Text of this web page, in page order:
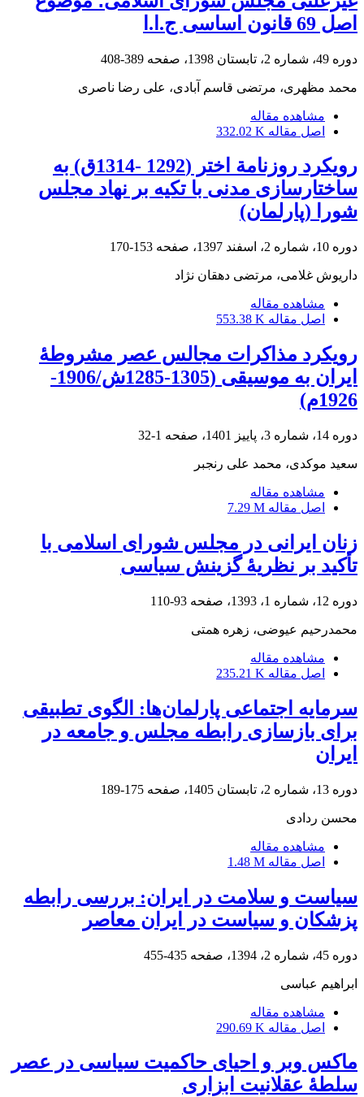
اصل 69 قانون اساسی ج.ا.ا
دوره 49، شماره 2، تابستان 1398، صفحه 389-408
محمد مظهری، مرتضی قاسم آبادی، علی رضا ناصری
مشاهده مقاله
اصل مقاله 332.02 K
رویکرد روزنامة اختر (1292 -1314ق) به
ساختارسازی مدنی با تکیه بر نهاد مجلس
شورا (پارلمان)
دوره 10، شماره 2، اسفند 1397، صفحه 153-170
داریوش غلامی، مرتضی دهقان نژاد
مشاهده مقاله
اصل مقاله 553.38 K
رویکرد مذاکرات مجالس عصر مشروطۀ
ایران به موسیقی (1305-1285ش/1906-
1926م)
دوره 14، شماره 3، پاییز 1401، صفحه 1-32
سعید موکدی، محمد علی رنجبر
مشاهده مقاله
اصل مقاله 7.29 M
زنان ایرانی در مجلس شورای اسلامی با
تأکید بر نظریۀ گزینش سیاسی
دوره 12، شماره 1، 1393، صفحه 93-110
محمدرحیم عیوضی، زهره همتی
مشاهده مقاله
اصل مقاله 235.21 K
سرمایه اجتماعی پارلمان‌ها: الگوی تطبیقی
برای بازسازی رابطه مجلس و جامعه در
ایران
دوره 13، شماره 2، تابستان 1405، صفحه 175-189
محسن ردادی
مشاهده مقاله
اصل مقاله 1.48 M
سیاست و سلامت در ایران: بررسی رابطه
پزشکان و سیاست در ایران معاصر
دوره 45، شماره 2، 1394، صفحه 435-455
ابراهیم عباسی
مشاهده مقاله
اصل مقاله 290.69 K
ماکس وبر و احیای حاکمیت سیاسی در عصر
سلطۀ عقلانیت ابزاری